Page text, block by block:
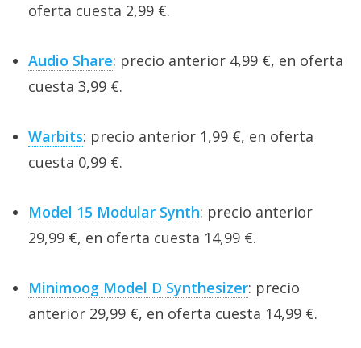
oferta cuesta 2,99 €.
Audio Share: precio anterior 4,99 €, en oferta
cuesta 3,99 €.
Warbits: precio anterior 1,99 €, en oferta
cuesta 0,99 €.
Model 15 Modular Synth: precio anterior
29,99 €, en oferta cuesta 14,99 €.
Minimoog Model D Synthesizer: precio
anterior 29,99 €, en oferta cuesta 14,99 €.